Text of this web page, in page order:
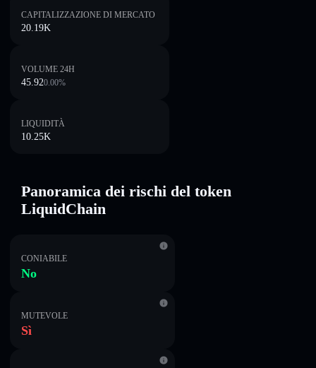
CAPITALIZZAZIONE DI MERCATO
20.19K
VOLUME 24H
45.920.00%
LIQUIDITÀ
10.25K
Panoramica dei rischi del token
LiquidChain
CONIABILE
No
MUTEVOLE
Sì